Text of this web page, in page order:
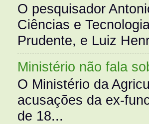
O pesquisador
Ciências e
Prudente, e Luiz
Ministério não fala
O Ministério da
acusações da ex-
de 18...